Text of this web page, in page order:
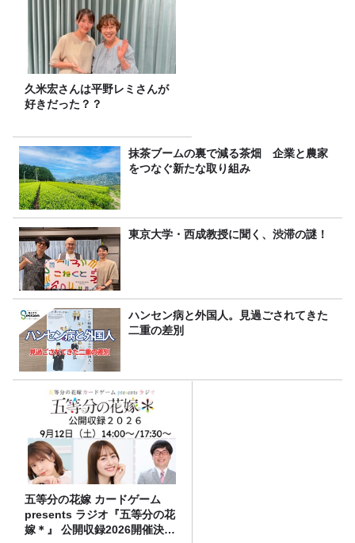
久米宏さんは平野レミさんが
好きだった？？
抹茶ブームの裏で減る茶畑 企業と農家
をつなぐ新たな取り組み
東京大学・西成教授に聞く、渋滞の謎！
ハンセン病と外国人。見過ごされてきた
二重の差別
五等分の花嫁 カードゲーム
presents ラジオ『五等分の花
嫁＊』 公開収録2026開催決